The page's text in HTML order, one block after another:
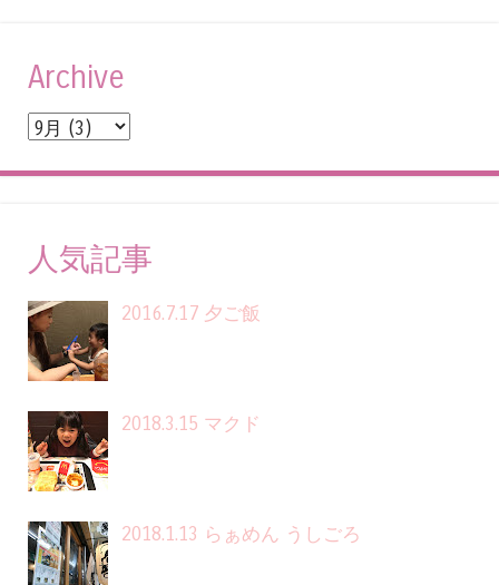
Archive
人気記事
2016.7.17 夕ご飯
2018.3.15 マクド
2018.1.13 らぁめん うしごろ